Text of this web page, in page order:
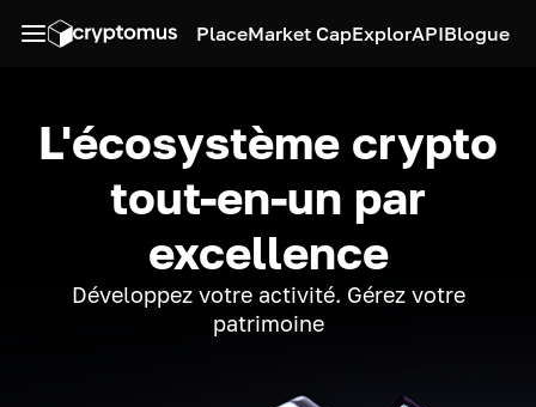
PlaceMarket CapExplorAPIBlogue
L'écosystème crypto
tout-en-un par
excellence
Développez votre activité. Gérez votre
patrimoine